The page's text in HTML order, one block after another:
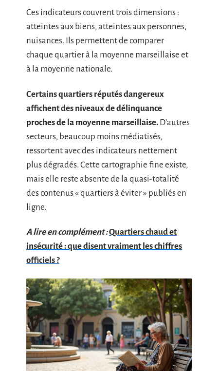
Ces indicateurs couvrent trois dimensions :
atteintes aux biens, atteintes aux personnes,
nuisances. Ils permettent de comparer
chaque quartier à la moyenne marseillaise et
à la moyenne nationale.
Certains quartiers réputés dangereux
affichent des niveaux de délinquance
proches de la moyenne marseillaise. D’autres
secteurs, beaucoup moins médiatisés,
ressortent avec des indicateurs nettement
plus dégradés. Cette cartographie fine existe,
mais elle reste absente de la quasi-totalité
des contenus « quartiers à éviter » publiés en
ligne.
A lire en complément :Quartiers chaud et
insécurité : que disent vraiment les chiffres
officiels ?